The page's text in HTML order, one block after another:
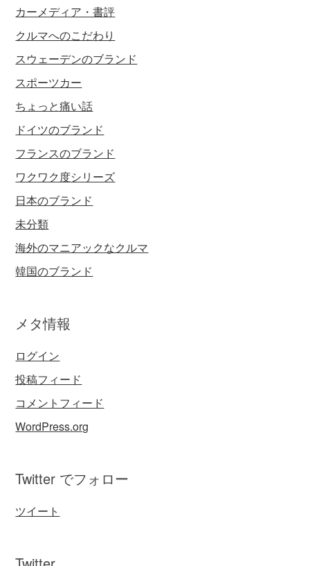
カーメディア・書評
クルマへのこだわり
スウェーデンのブランド
スポーツカー
ちょっと痛い話
ドイツのブランド
フランスのブランド
ワクワク度シリーズ
日本のブランド
未分類
海外のマニアックなクルマ
韓国のブランド
メタ情報
ログイン
投稿フィード
コメントフィード
WordPress.org
Twitter でフォロー
ツイート